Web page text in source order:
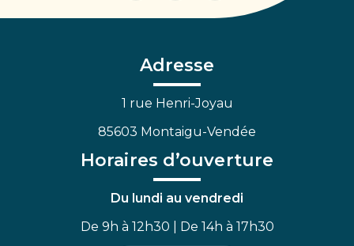
Facebook
Adresse
1 rue Henri-Joyau
85603 Montaigu-Vendée
Horaires d’ouverture
Du lundi au vendredi
De 9h à 12h30 | De 14h à 17h30